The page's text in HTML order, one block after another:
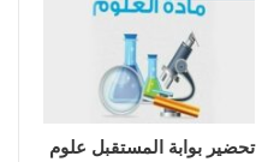
تحضير بوابة المستقبل علوم